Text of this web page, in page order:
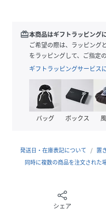
体にフィットし過ぎないタ
エット。
シャツやジャケットのイン
【CALMER/カルメール】
大人が楽しめる洗練された
”穏やかで光輝く海のよう
ブランド名に思いが込めら
いつまでも愛される上質な
デザインも着心地も妥協で
＊＊＊＊＊＊＊＊＊＊＊＊
透け感：ホワイトのみのやや
redeem本商品はギフトラッピング
ご希望の際は、ラッピング
をラッピングして、ご指定
ギフトラッピングサービス
バッグ ボックス
発送日・在庫表記について 置
同時に複数の商品を注文された
シェア